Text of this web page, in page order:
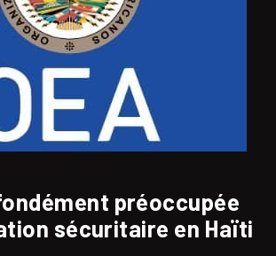
préoccupée
sécuritaire en Haïti